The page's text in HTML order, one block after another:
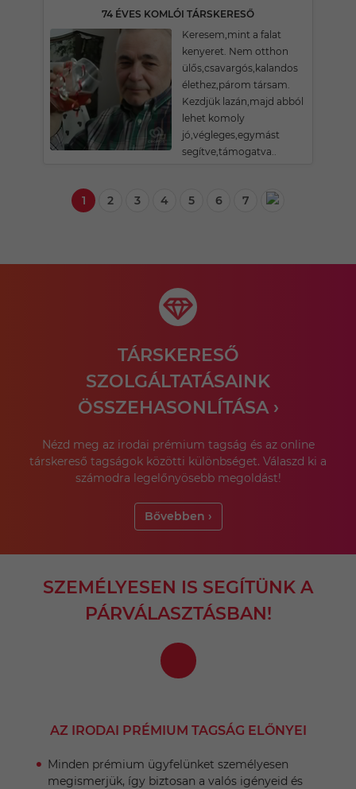
74 ÉVES KOMLÓI TÁRSKERESŐ
Keresem,mint a falat
kenyeret. Nem otthon
ülős,csavargós,kalandos
élethez,párom társam.
Kezdjük lazán,majd abból
lehet komoly
jó,végleges,egymást
segítve,támogatva..
1 2 3 4 5 6 7
TÁRSKERESŐ
SZOLGÁLTATÁSAINK
ÖSSZEHASONLÍTÁSA ›
Nézd meg az irodai prémium tagság és az online
társkereső tagságok közötti különbséget. Válaszd ki a
számodra legelőnyösebb megoldást!
Bővebben ›
SZEMÉLYESEN IS SEGÍTÜNK A
PÁRVÁLASZTÁSBAN!
AZ IRODAI PRÉMIUM TAGSÁG ELŐNYEI
Minden prémium ügyfelünket személyesen
megismerjük, így biztosan a valós igényeid és